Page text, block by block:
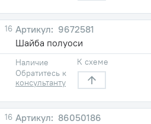
16
9672581
Шайба полуоси
Наличие
Обратитесь к
консультанту
К схеме
16
86050186